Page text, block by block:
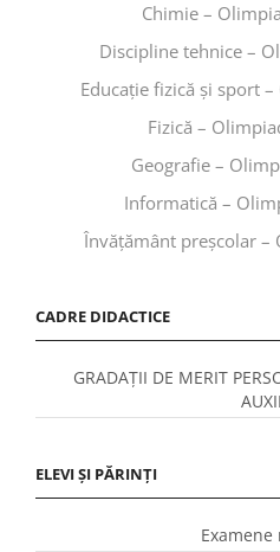
Chimie –
Discipline tehnice –
Educaţie fizică şi sport
Fizică –
Geografie –
Informatică –
Învăţământ preşcolar –
CADRE DIDACTICE
GRADAȚII DE MERIT
ELEVI ȘI PĂRINȚI